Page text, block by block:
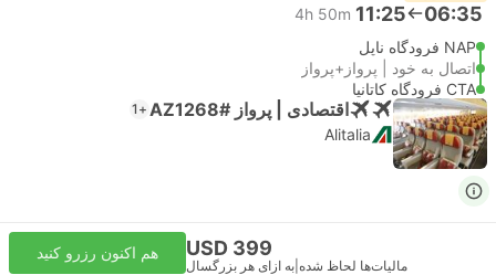
06:35
11:25
4h 50m
NAP فرودگاه ناپل
اتصال به خود | پرواز+پرواز
CTA فرودگاه کاتانیا
اقتصادی | پرواز #AZ1268 +1
Alitalia
USD 399
مالیات‌ها لحاظ شده به ازای هر بزرگسال
هم اکنون رزرو کنید